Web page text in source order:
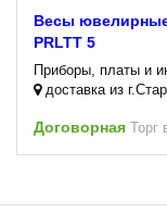
Весы
PRLTT 5
Приборы, платы и
доставка из
Договорная Торг